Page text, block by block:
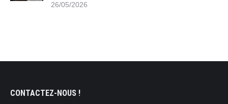
26/05/2026
CONTACTEZ-NOUS !